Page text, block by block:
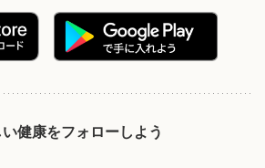
健康をフォローしよう